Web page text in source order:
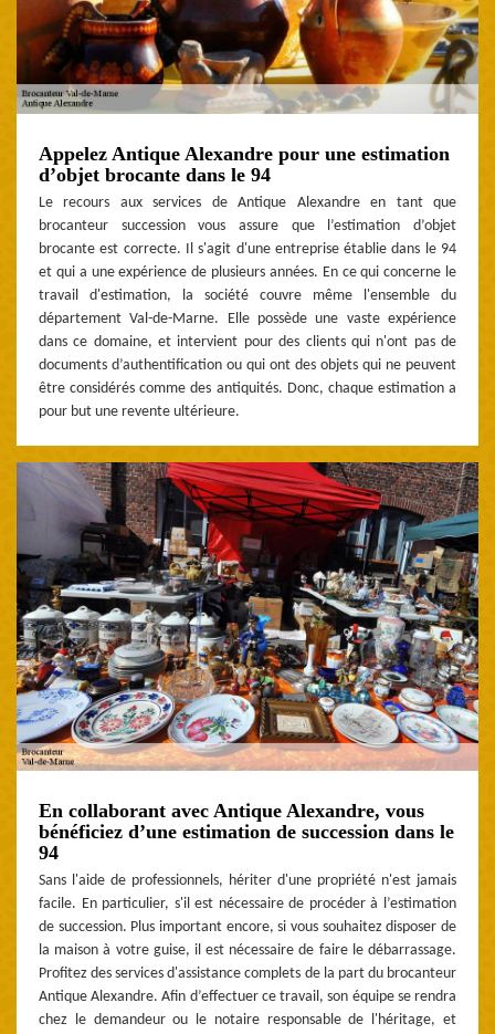
Appelez Antique Alexandre pour une estimation
d’objet brocante dans le 94
Le recours aux services de Antique Alexandre en tant que
brocanteur succession vous assure que l’estimation d’objet
brocante est correcte. Il s'agit d'une entreprise établie dans le 94
et qui a une expérience de plusieurs années. En ce qui concerne le
travail d'estimation, la société couvre même l'ensemble du
département Val-de-Marne. Elle possède une vaste expérience
dans ce domaine, et intervient pour des clients qui n'ont pas de
documents d’authentification ou qui ont des objets qui ne peuvent
être considérés comme des antiquités. Donc, chaque estimation a
pour but une revente ultérieure.
En collaborant avec Antique Alexandre, vous
bénéficiez d’une estimation de succession dans le
94
Sans l'aide de professionnels, hériter d'une propriété n'est jamais
facile. En particulier, s'il est nécessaire de procéder à l’estimation
de succession. Plus important encore, si vous souhaitez disposer de
la maison à votre guise, il est nécessaire de faire le débarrassage.
Profitez des services d'assistance complets de la part du brocanteur
Antique Alexandre. Afin d’effectuer ce travail, son équipe se rendra
chez le demandeur ou le notaire responsable de l'héritage, et